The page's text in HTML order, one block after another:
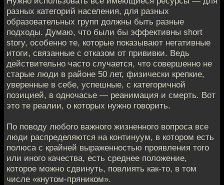
разных категорий населения, для разных
образовательных групп должны быть разные
подходы. Думаю, что были бы эффективны short
story, особенно те, которые показывают негативные
итоги, связанные с отказом от прививки. Ведь
действительно часто случается, что совершенно не
старые люди в районе 50 лет, физически крепкие,
уверенные в себе, успешные, с категоричной
позицией, в одночасье — реанимация и смерть. Вот
это те реалии, о которых нужно говорить.
По поводу любого важного жизненного вопроса все
люди распределяются на континуум, в котором есть
полюса с крайней выраженностью проявления того
или иного качества, есть среднее положение,
которое можно сдвинуть, повлиять как-то, в том
числе «кнутом-пряником».